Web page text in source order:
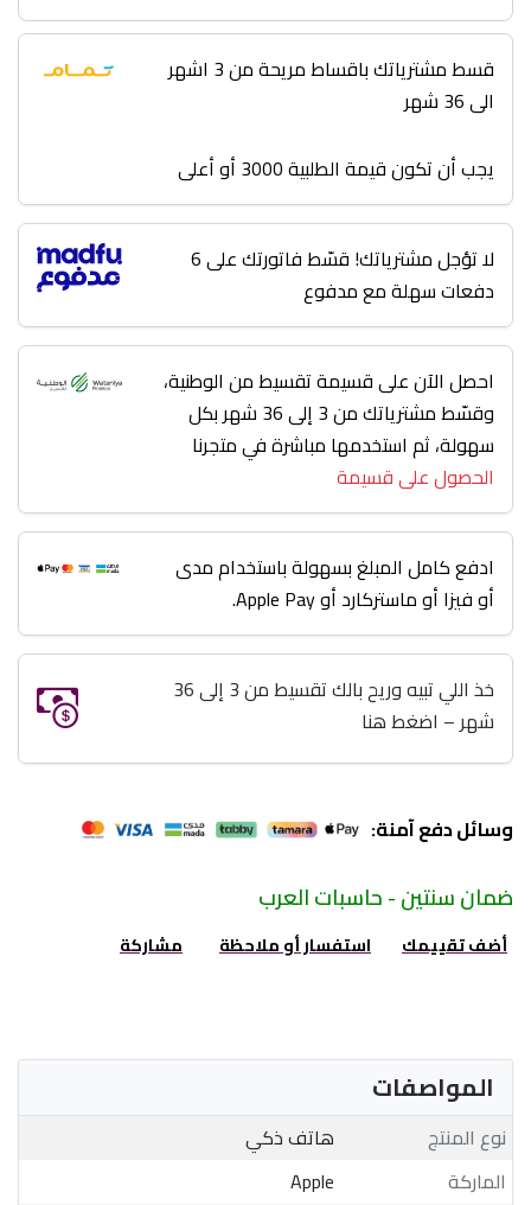
قسط مشترياتك باقساط مريحة من 3 اشهر
الى 36 شهر
يجب أن تكون قيمة الطلبية 3000 أو أعلى
لا تؤجل مشترياتك! قسّط فاتورتك على 6
دفعات سهلة مع مدفوع
احصل الآن على قسيمة تقسيط من الوطنية،
وقسّط مشترياتك من 3 إلى 36 شهر بكل
سهولة، ثم استخدمها مباشرة في متجرنا
الحصول على قسيمة
ادفع كامل المبلغ بسهولة باستخدام مدى
أو فيزا أو ماستركارد أو Apple Pay.
خذ اللي تبيه وريح بالك تقسيط من 3 إلى 36
شهر – اضغط هنا
وسائل دفع آمنة:
ضمان سنتين - حاسبات العرب
أضف تقييمك استفسار أو ملاحظة مشاركة
المواصفات
نوع المنتج
هاتف ذكي
الماركة
Apple